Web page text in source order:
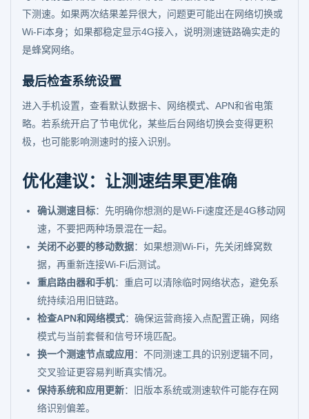
下测速。如果两次结果差异很大，问题更可能出在网络切换或
Wi-Fi本身；如果都稳定显示4G接入，说明测速链路确实走的
是蜂窝网络。
最后检查系统设置
进入手机设置，查看默认数据卡、网络模式、APN和省电策
略。若系统开启了节电优化，某些后台网络切换会变得更积
极，也可能影响测速时的接入识别。
优化建议：让测速结果更准确
确认测速目标：先明确你想测的是Wi-Fi速度还是4G移动网
速，不要把两种场景混在一起。
关闭不必要的移动数据：如果想测Wi-Fi，先关闭蜂窝数
据，再重新连接Wi-Fi后测试。
重启路由器和手机：重启可以清除临时网络状态，避免系
统持续沿用旧链路。
检查APN和网络模式：确保运营商接入点配置正确，网络
模式与当前套餐和信号环境匹配。
换一个测速节点或应用 ：不同测速工具的识别逻辑不同，
交叉验证更容易判断真实情况。
保持系统和应用更新：旧版本系统或测速软件可能存在网
络识别偏差。